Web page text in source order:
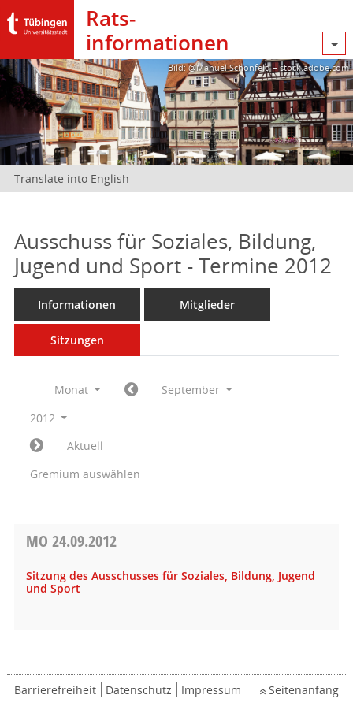
Rats­
informationen
Bild: @Manuel Schönfeld – stock.adobe.com
Translate into English
Ausschuss für Soziales, Bildung,
Jugend und Sport - Termine 2012
Informationen Mitglieder
Sitzungen
Monat
September
2012
Aktuell
Gremium auswählen
MO 24.09.2012
Sitzung des Ausschusses für Soziales, Bildung, Jugend
und Sport
Barrierefreiheit Datenschutz Impressum Seitenanfang